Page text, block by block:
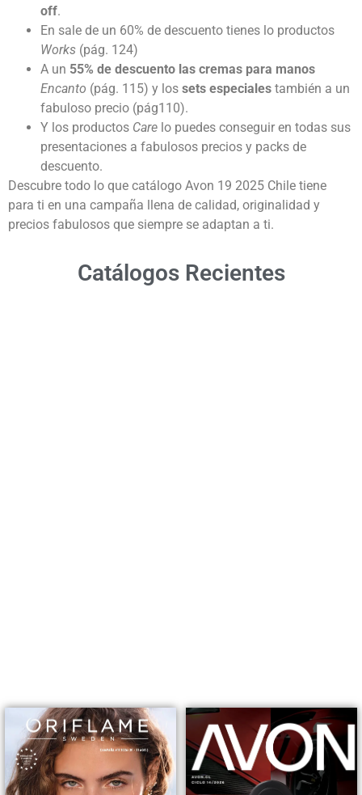
off.
En sale de un 60% de descuento tienes lo productos
Works (pág. 124)
A un 55% de descuento las cremas para manos
Encanto (pág. 115) y los sets especiales también a un
fabuloso precio (pág110).
Y los productos Care lo puedes conseguir en todas sus
presentaciones a fabulosos precios y packs de
descuento.
Descubre todo lo que catálogo Avon 19 2025 Chile tiene
para ti en una campaña llena de calidad, originalidad y
precios fabulosos que siempre se adaptan a ti.
Catálogos Recientes